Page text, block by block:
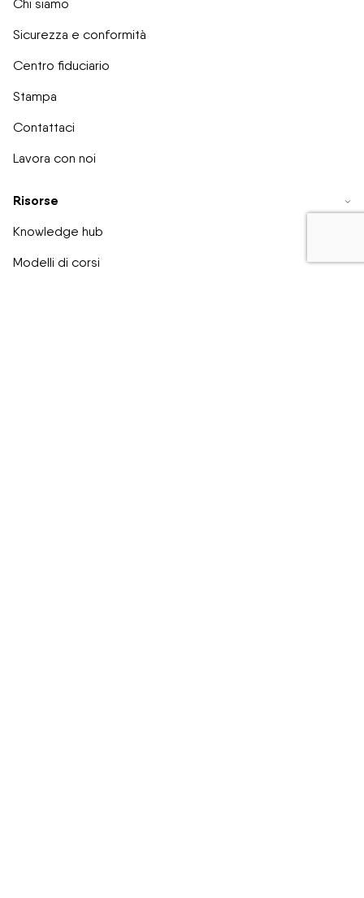
Chi siamo
Sicurezza e conformità
Centro fiduciario
Stampa
Contattaci
Lavora con noi
Risorse
Knowledge hub
Modelli di corsi